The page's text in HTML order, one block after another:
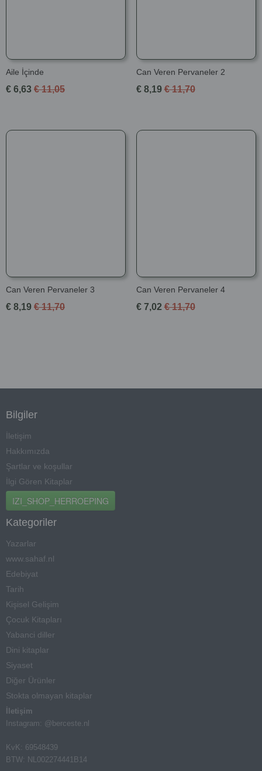
Aile İçinde
€ 6,63 € 11,05
Can Veren Pervaneler 2
€ 8,19 € 11,70
Can Veren Pervaneler 3
€ 8,19 € 11,70
Can Veren Pervaneler 4
€ 7,02 € 11,70
Bilgiler
İletişim
Hakkımızda
Şartlar ve koşullar
İlgi Gören Kitaplar
IZI_SHOP_HERROEPING
Kategoriler
Yazarlar
www.sahaf.nl
Edebiyat
Tarih
Kişisel Gelişim
Çocuk Kitapları
Yabanci diller
Dini kitaplar
Siyaset
Diğer Ürünler
Stokta olmayan kitaplar
İletişim
Instagram: @berceste.nl
KvK: 69548439
BTW: NL002274441B14